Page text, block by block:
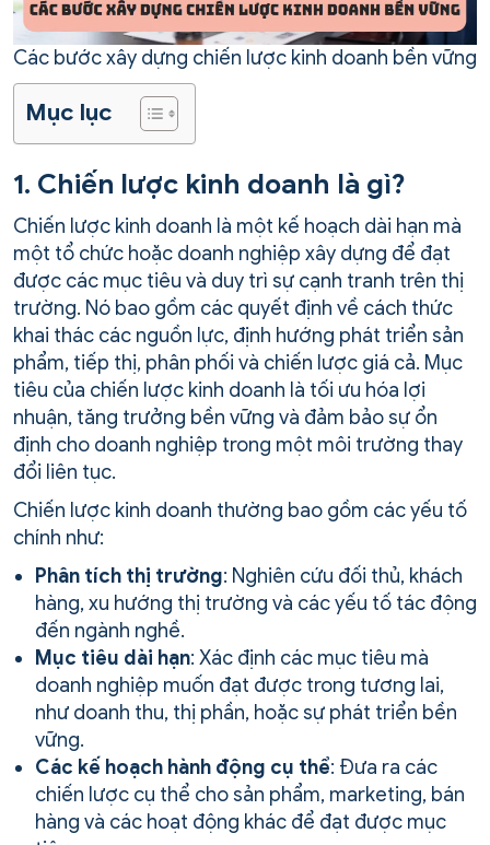
Các bước xây dựng chiến lược kinh doanh bền vững
Mục lục
1. Chiến lược kinh doanh là gì?
Chiến lược kinh doanh là một kế hoạch dài hạn mà
một tổ chức hoặc doanh nghiệp xây dựng để đạt
được các mục tiêu và duy trì sự cạnh tranh trên thị
trường. Nó bao gồm các quyết định về cách thức
khai thác các nguồn lực, định hướng phát triển sản
phẩm, tiếp thị, phân phối và chiến lược giá cả. Mục
tiêu của chiến lược kinh doanh là tối ưu hóa lợi
nhuận, tăng trưởng bền vững và đảm bảo sự ổn
định cho doanh nghiệp trong một môi trường thay
đổi liên tục.
Chiến lược kinh doanh thường bao gồm các yếu tố
chính như:
Phân tích thị trường: Nghiên cứu đối thủ, khách
hàng, xu hướng thị trường và các yếu tố tác động
đến ngành nghề.
Mục tiêu dài hạn: Xác định các mục tiêu mà
doanh nghiệp muốn đạt được trong tương lai,
như doanh thu, thị phần, hoặc sự phát triển bền
vững.
Các kế hoạch hành động cụ thể: Đưa ra các
chiến lược cụ thể cho sản phẩm, marketing, bán
hàng và các hoạt động khác để đạt được mục